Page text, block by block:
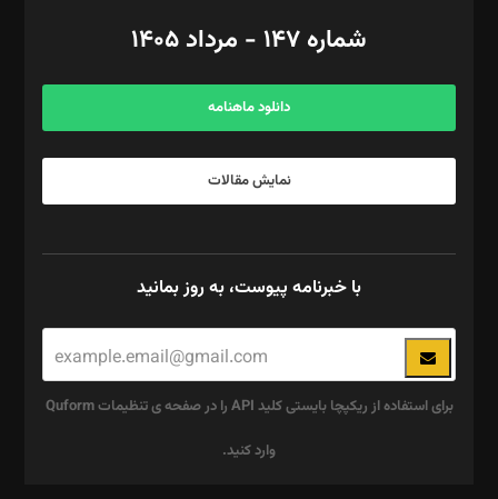
آگهی و مشترکین: ۰۹۱۹۹۹۹۰۴۵۴
شماره ۱۴۷ - مرداد ۱۴۰۵
دانلود ماهنامه
نمایش مقالات
با خبرنامه پیوست، به روز بمانید
برای استفاده از ریکپچا بایستی کلید API را در صفحه ی تنظیمات Quform
وارد کنید.